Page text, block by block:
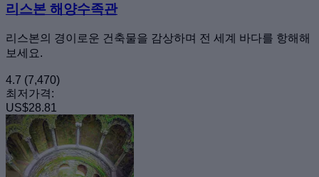
리스본 해양수족관
리스본의 경이로운 건축물을 감상하며 전 세계 바다를 항해해
보세요.
4.7 (7,470)
최저가격:
US$28.81